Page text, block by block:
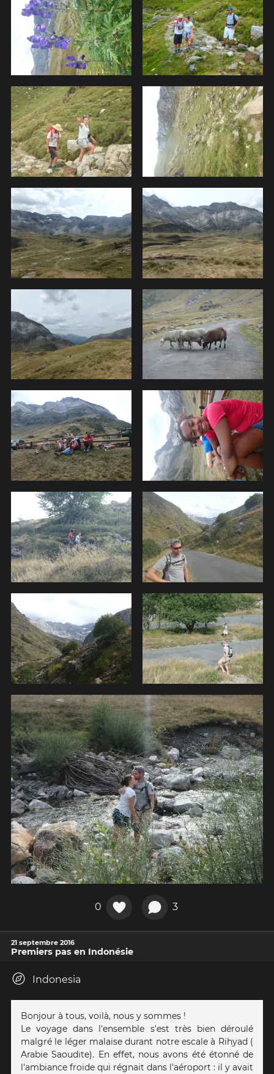
0 3
21 septembre 2016
Premiers pas en Indonésie
Indonesia
Bonjour à tous, voilà, nous y sommes !
Le voyage dans l'ensemble s'est très bien déroulé
malgré le léger malaise durant notre escale à Rihyad (
Arabie Saoudite). En effet, nous avons été étonné de
l'ambiance froide qui régnait dans l'aéroport : il y avait